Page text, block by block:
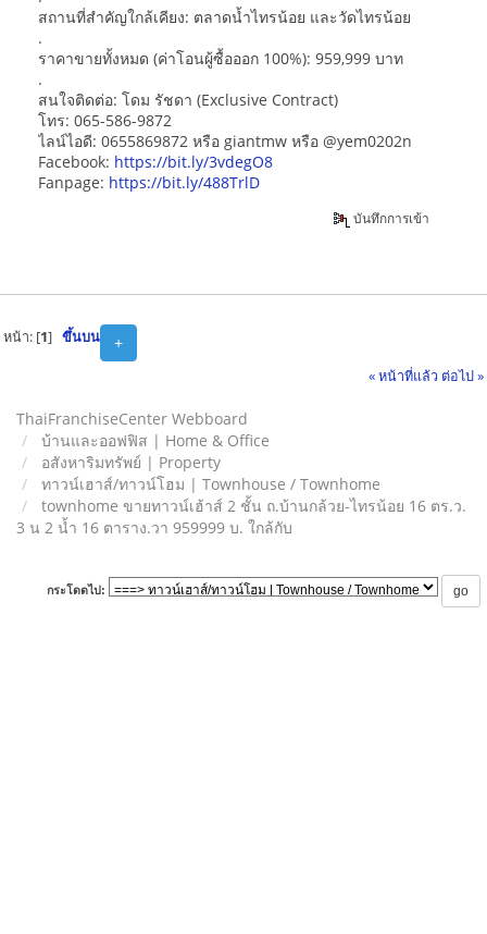
สถานที่สำคัญใกล้เคียง: ตลาดน้ำไทรน้อย และวัดไทรน้อย
.
ราคาขายทั้งหมด (ค่าโอนผู้ซื้อออก 100%): 959,999 บาท
.
สนใจติดต่อ: โดม รัชดา (Exclusive Contract)
โทร: 065-586-9872
ไลน์ไอดี: 0655869872 หรือ giantmw หรือ @yem0202n
Facebook: https://bit.ly/3vdegO8
Fanpage: https://bit.ly/488TrlD
บันทึกการเข้า
+
หน้า: [1] ขึ้นบน
« หน้าที่แล้ว ต่อไป »
ThaiFranchiseCenter Webboard
บ้านและออฟฟิส | Home & Office
อสังหาริมทรัพย์ | Property
ทาวน์เฮาส์/ทาวน์โฮม | Townhouse / Townhome
townhome ขายทาวน์เฮ้าส์ 2 ชั้น ถ.บ้านกล้วย-ไทรน้อย 16 ตร.ว.
3 น 2 น้ำ 16 ตาราง.วา 959999 บ. ใกล้กับ
กระโดดไป: